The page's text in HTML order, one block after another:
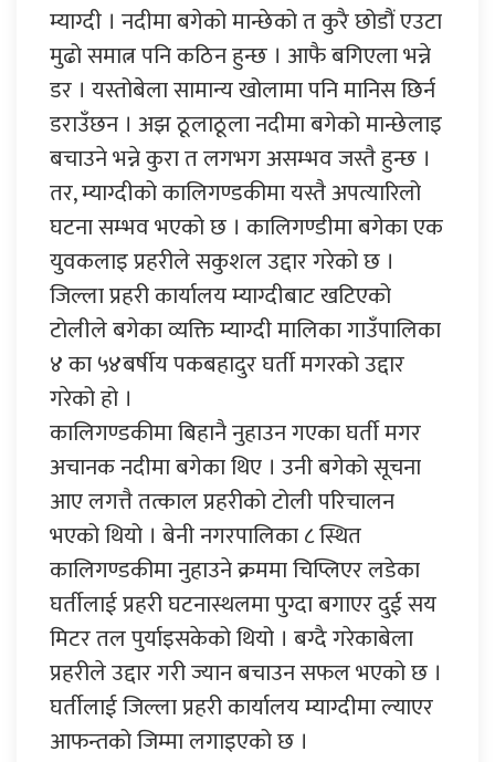
म्याग्दी । नदीमा बगेको मान्छेको त कुरै छोडौं एउटा
मुढो समात्न पनि कठिन हुन्छ । आफै बगिएला भन्ने
डर । यस्तोबेला सामान्य खोलामा पनि मानिस छिर्न
डराउँछन । अझ ठूलाठूला नदीमा बगेको मान्छेलाइ
बचाउने भन्ने कुरा त लगभग असम्भव जस्तै हुन्छ ।
तर, म्याग्दीको कालिगण्डकीमा यस्तै अपत्यारिलो
घटना सम्भव भएको छ । कालिगण्डीमा बगेका एक
युवकलाइ प्रहरीले सकुशल उद्दार गरेको छ ।
जिल्ला प्रहरी कार्यालय म्याग्दीबाट खटिएको
टोलीले बगेका व्यक्ति म्याग्दी मालिका गाउँपालिका
४ का ५४बर्षीय पकबहादुर घर्ती मगरको उद्दार
गरेको हो ।
कालिगण्डकीमा बिहानै नुहाउन गएका घर्ती मगर
अचानक नदीमा बगेका थिए । उनी बगेको सूचना
आए लगत्तै तत्काल प्रहरीको टोली परिचालन
भएको थियो । बेनी नगरपालिका ८ स्थित
कालिगण्डकीमा नुहाउने क्रममा चिप्लिएर लडेका
घर्तीलाई प्रहरी घटनास्थलमा पुग्दा बगाएर दुई सय
मिटर तल पुर्याइसकेको थियो । बग्दै गरेकाबेला
प्रहरीले उद्दार गरी ज्यान बचाउन सफल भएको छ ।
घर्तीलाई जिल्ला प्रहरी कार्यालय म्याग्दीमा ल्याएर
आफन्तको जिम्मा लगाइएको छ ।